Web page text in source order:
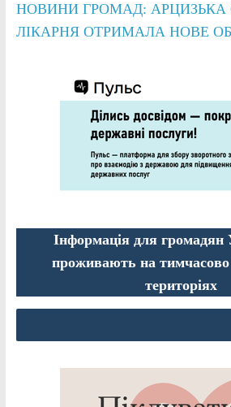
НОВИНИ ГРОМАД:
ЛІКАРНЯ ОТРИМАЛА НОВЕ
Інформація для громадян
проживають на
територіях